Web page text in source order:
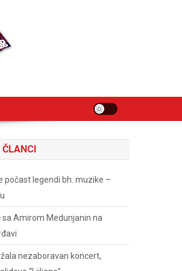
počast legendi bh. muzike –
sa Amirom Medunjanin na
nezaboravan koncert,